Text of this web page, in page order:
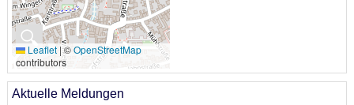
🔍
Leaflet |©OpenStreetMap
contributors
Aktuelle Meldungen